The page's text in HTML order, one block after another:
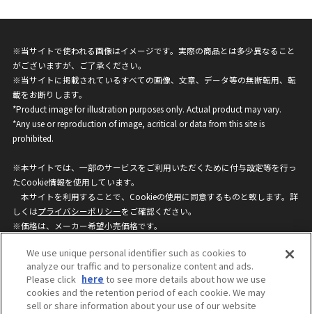
※当サイトで使われる画像はイメージです。実際の商品とは多少異なること
がございますが、ご了承ください。
※当サイトに掲載されているすべての画像、文章、データ等の無断転用、転
載をお断りします。
*Product image for illustration purposes only. Actual product may vary.
*Any use or reproduction of image, acritical or data from this site is
prohibited.
※本サイトでは、一部のサービスをご利用いただくために付与設定等を行っ
たCookie情報を使用しています。
本サイトを利用することで、Cookieの使用に同意するものと致します。詳
しくはプライバシーポリシーをご確認ください。
※価格は、メーカー希望小売価格です。
ざいますのでご了承ください。
privacypolicy
Do Not Sell or Share My
Personal Information
We use unique personal identifier such as cookies to
analyze our traffic and to personalize content and ads.
Please click here to see more details about how we use
cookies and the retention period of each cookie. We may
sell or share information about your use of our website